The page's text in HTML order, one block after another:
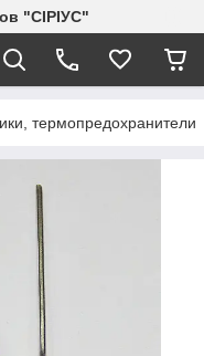
"СІРІУС"
термопредохранители